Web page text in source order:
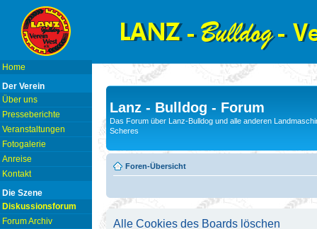
Home
Der Verein
Über uns
Presseberichte
Veranstaltungen
Fotogalerie
Anreise
Kontakt
Die Szene
Diskussionsforum
Forum Archiv
Lanz - Bulldog - Forum
Das Forum über Lanz-Bulldog und alle anderen
Scheres
Foren-Übersicht
Alle Cookies des Boards löschen